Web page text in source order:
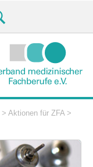
> Aktionen für ZFA>